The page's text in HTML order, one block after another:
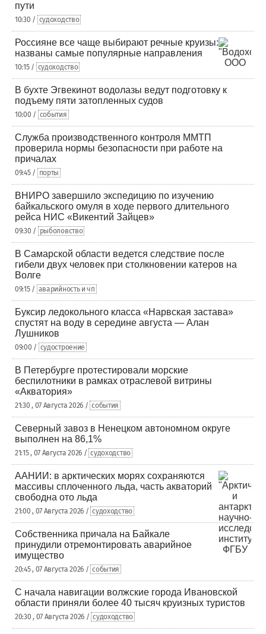
пути
10:30 / судоходство
Россияне все чаще выбирают речные круизы:
названы самые популярные направления
10:15 / судоходство
В бухте Эгвекинот водолазы ведут подготовку к
подъему пяти затопленных судов
10:00 / события
Служба производственного контроля ММТП
проверила нормы безопасности при работе на
причалах
09:45 / порты
ВНИРО завершило экспедицию по изучению
байкальского омуля в ходе первого длительного
рейса НИС «Викентий Зайцев»
09:30 / рыболовство
В Самарской области ведется следствие после
гибели двух человек при столкновении катеров на
Волге
09:15 / аварийность и чп
Буксир ледокольного класса «Нарвская застава»
спустят на воду в середине августа — Алан
Лушников
09:00 / судостроение
В Петербурге протестировали морские
беспилотники в рамках отраслевой витрины
«Акватория»
21:30 , 07 Августа 2026 / события
Северный завоз в Ненецком автономном округе
выполнен на 86,1%
21:15 , 07 Августа 2026 / судоходство
ААНИИ: в арктических морях сохраняются
массивы сплоченного льда, часть акваторий
свободна ото льда
21:00 , 07 Августа 2026 / судоходство
Собственника причала на Байкале
принудили отремонтировать аварийное
имущество
20:45 , 07 Августа 2026 / события
С начала навигации волжские города Ивановской
области приняли более 40 тысяч круизных туристов
20:30 , 07 Августа 2026 / судоходство